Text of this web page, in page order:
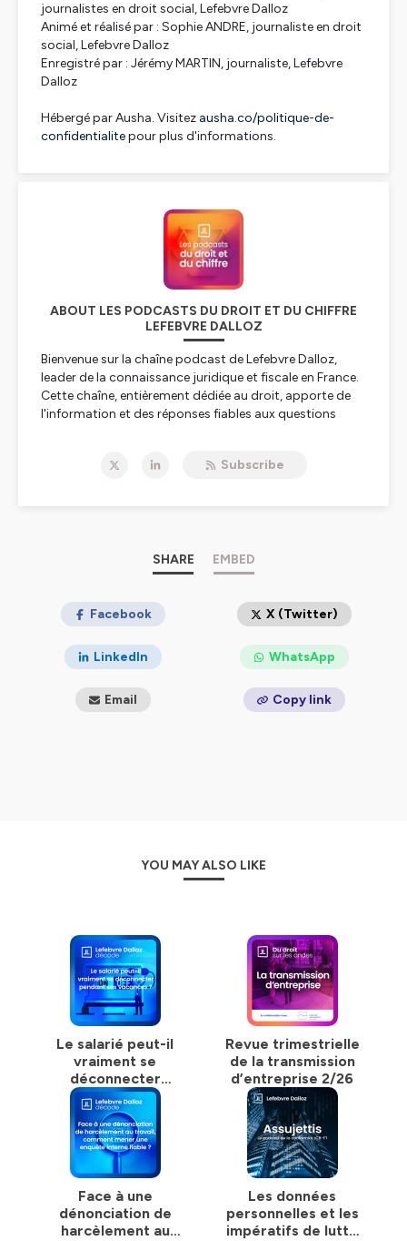
journalistes en droit social, Lefebvre Dalloz
Animé et réalisé par : Sophie ANDRE, journaliste en droit
social, Lefebvre Dalloz
Enregistré par : Jérémy MARTIN, journaliste, Lefebvre
Dalloz
Hébergé par Ausha. Visitez ausha.co/politique-de-
confidentialitepour plus d'informations.
ABOUT LES PODCASTS DU DROIT ET DU CHIFFRE
LEFEBVRE DALLOZ
Bienvenue sur la chaîne podcast de Lefebvre Dalloz,
leader de la connaissance juridique et fiscale en France.
Cette chaîne, entièrement dédiée au droit, apporte de
l'information et des réponses fiables aux questions
comptable, droit pénal, droit civil, droit public mais
experts-comptables, commissaires aux comptes,
directeurs administratif et financier, directeurs et
juridiques, directrices/directeurs de la conformité, chefs
public et académique étudiants en droit. Pour rester à
jour des dernières évolutions législatives et
réglementaires, abonnez-vous à notre chaîne !
Subscribe
SHARE EMBED
Facebook X (Twitter)
LinkedIn WhatsApp
Email Copy link
YOU MAY ALSO LIKE
Le salarié peut-il
vraiment se
déconnecter
pendant ses
vacances ?
Revue trimestrielle
de la transmission
d’entreprise 2/26
Face à une
dénonciation de
harcèlement au
Les données
personnelles et les
impératifs de lutte